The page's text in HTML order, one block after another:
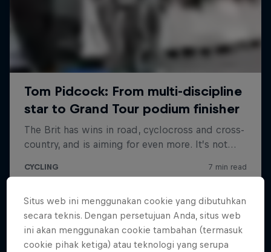
Situs web ini menggunakan cookie yang dibutuhkan
secara teknis. Dengan persetujuan Anda, situs web
ini akan menggunakan cookie tambahan (termasuk
cookie pihak ketiga) atau teknologi yang serupa